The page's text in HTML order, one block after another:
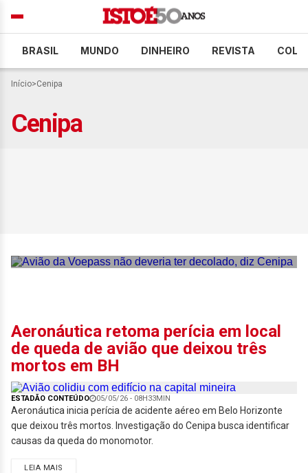
BRASIL MUNDO DINHEIRO REVISTA
Início>Cenipa
Cenipa
Aeronáutica retoma perícia em local
de queda de avião que deixou três
mortos em BH
ESTADÃO CONTEÚDO 05/05/26 - 08H33MIN
Aeronáutica inicia perícia de acidente aéreo em Belo Horizonte
que deixou três mortos. Investigação do Cenipa busca identificar
causas da queda do monomotor.
LEIA MAIS